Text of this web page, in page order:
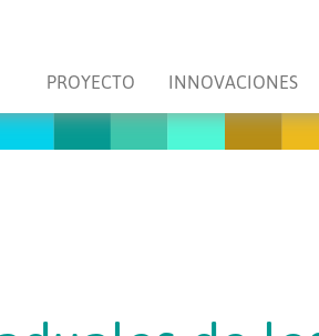
PROYECTO INNOVACIONES